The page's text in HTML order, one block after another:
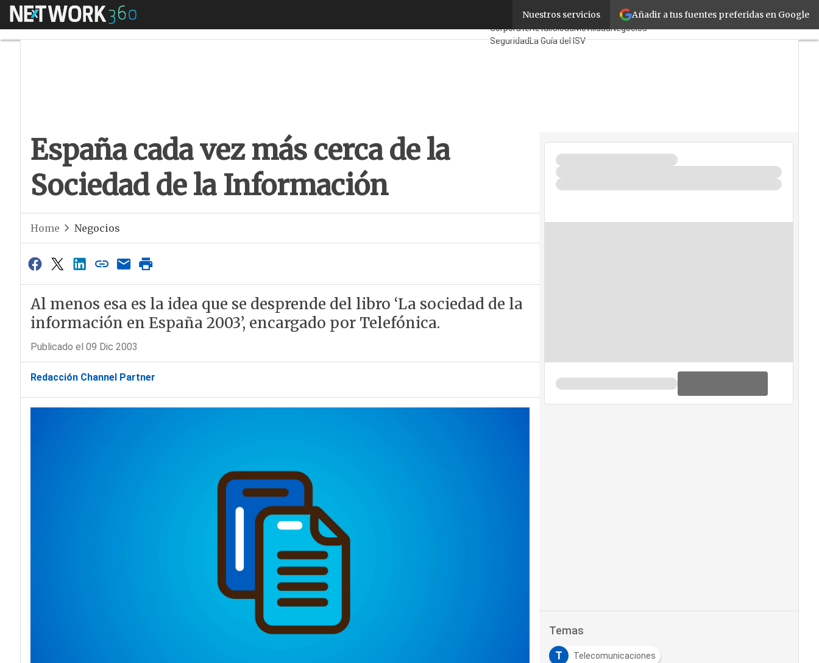
Añadir a tus fuentes preferidas en Google
Nuestros servicios
Menú FabricantesMayoristasTicPymes
CorporateRetailCloudMovilidadNegocios
SeguridadLa Guía del ISV
España cada vez más cerca de la
Sociedad de la Información
Home Negocios
Al menos esa es la idea que se desprende del libro ‘La sociedad de la
información en España 2003’, encargado por Telefónica.
Publicado el 09 Dic 2003
Redacción Channel Partner
Temas
T Telecomunicaciones